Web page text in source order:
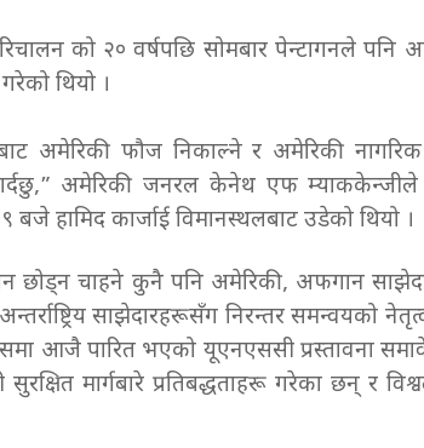
को २० वर्षपछि सोमबार पेन्टागनले पनि
थियो ।
अमेरिकी फौज निकाल्ने र अमेरिकी
अमेरिकी जनरल केनेथ एफ
बजे हामिद कार्जाई विमानस्थलबाट उडेको थियो ।
छोड्न चाहने कुनै पनि अमेरिकी, अफगान
अन्तर्राष्ट्रिय साझेदारहरूसँग निरन्तर समन्वयको
आजै पारित भएको यूएनएससी प्रस्तावना
मार्गबारे प्रतिबद्धताहरू गरेका छन् र